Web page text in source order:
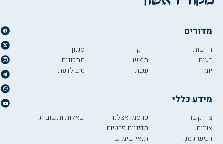
מדורים
חדשות
דעות
יומן
דיוקן
מוצש
שבת
סגנון
מתכונים
טוב לדעת
מידע כללי
צור קשר
אודות
רכישת מנוי
פרסמו אצלנו
מדיניות פרטיות
תנאי שימוש
שאלות ותשובות